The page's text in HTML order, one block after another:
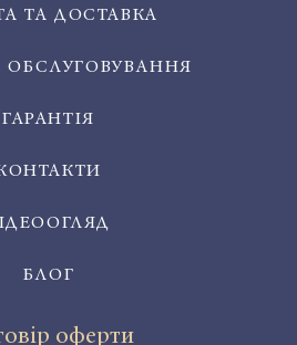
ТА ДОСТАВКА
ОБСЛУГОВУВАННЯ
ГАРАНТІЯ
БЛОГ
оферти